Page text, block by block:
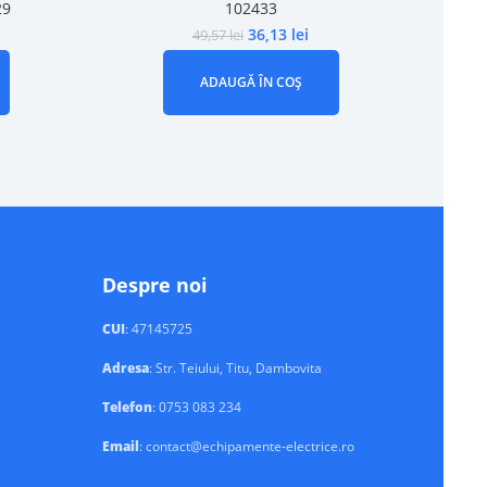
102433
49,57lei 36,13 lei
ADAUGĂ ÎN COȘ
Despre noi
CUI: 47145725
Adresa: Str. Teiului, Titu, Dambovita
Telefon: 0753 083 234
Email: contact@echipamente-electrice.ro